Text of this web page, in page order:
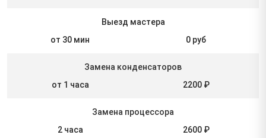
Выезд мастера
от 30 мин
0 руб
Замена конденсаторов
от 1 часа
2200 ₽
Замена процессора
2 часа
2600 ₽